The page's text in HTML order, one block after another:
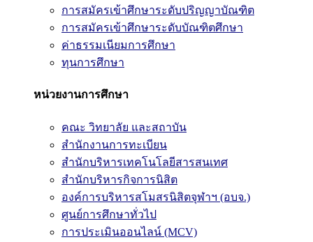
การสมัครเข้าศึกษาระดับปริญญาบัณฑิต
การสมัครเข้าศึกษาระดับบัณฑิตศึกษา
ค่าธรรมเนียมการศึกษา
ทุนการศึกษา
หน่วยงานการศึกษา
คณะ วิทยาลัย และสถาบัน
สำนักงานการทะเบียน
สำนักบริหารเทคโนโลยีสารสนเทศ
สำนักบริหารกิจการนิสิต
องค์การบริหารสโมสรนิสิตจุฬาฯ (อบจ.)
ศูนย์การศึกษาทั่วไป
การประเมินออนไลน์ (MCV)